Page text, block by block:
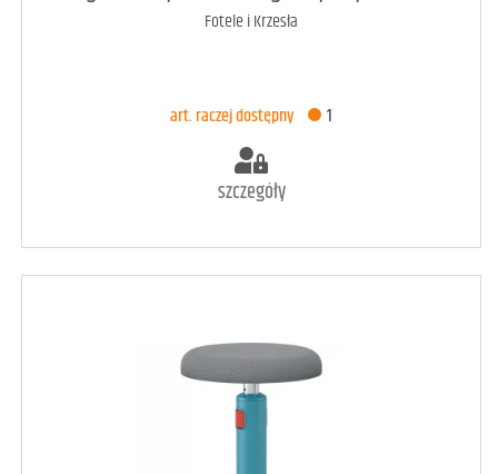
Fotele i Krzesła
art. raczej dostępny 1
szczegóły